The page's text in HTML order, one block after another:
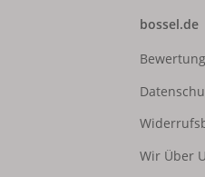
bossel.de
Wir Über